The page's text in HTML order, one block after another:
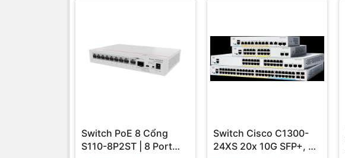
Switch PoE 8 Cổng
S110-8P2ST | 8 Port
Switch Cisco C1300-
24XS 20x 10G SFP+, 4x